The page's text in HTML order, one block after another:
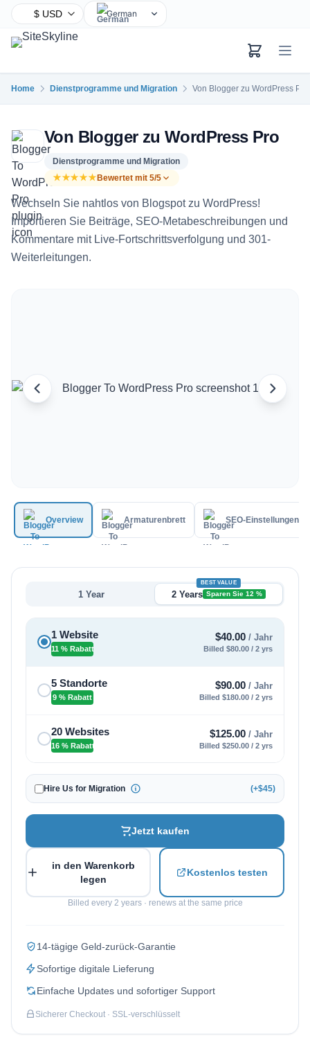
German
French
Bengali
Portuguese
Russian
Urdu
Indonesian
Polish
Home Dienstprogramme und Migration Von Blogger zu WordPress Pro
Von Blogger zu WordPress Pro
Dienstprogramme und Migration
★★★★★ Bewertet mit 5/5
Wechseln Sie nahtlos von Blogspot zu WordPress!
Importieren Sie Beiträge, SEO-Metabeschreibungen und
Kommentare mit Live-Fortschrittsverfolgung und 301-
Weiterleitungen.
Overview Armaturenbrett SEO-Einstellungen
1 Year
BEST VALUE
2 Years Sparen Sie 12 %
1 Website
11 % Rabatt
$40.00 / Jahr
Billed $80.00 / 2 yrs
5 Standorte
9 % Rabatt
$90.00 / Jahr
Billed $180.00 / 2 yrs
20 Websites
16 % Rabatt
$125.00 / Jahr
Billed $250.00 / 2 yrs
Hire Us for Migration (+$45)
Jetzt kaufen
in den Warenkorb
legen
Kostenlos testen
Billed every 2 years · renews at the same price
14-tägige Geld-zurück-Garantie
Sofortige digitale Lieferung
Einfache Updates und sofortiger Support
Sicherer Checkout · SSL-verschlüsselt